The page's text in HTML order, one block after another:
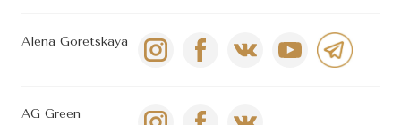
Alena Goretskaya
AG Green